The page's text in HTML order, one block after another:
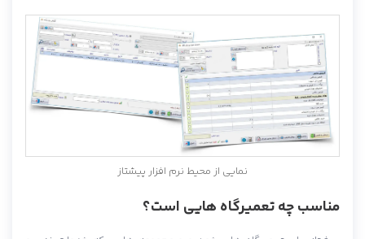
نمایی از محیط نرم افزار پیشتاز
مناسب چه تعمیرگاه هایی است؟